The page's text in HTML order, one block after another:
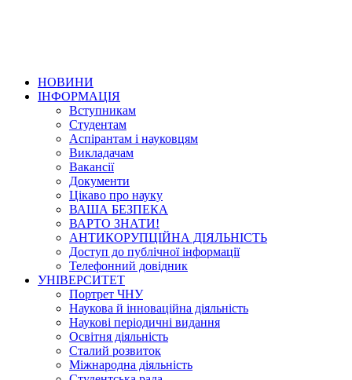
НОВИНИ
ІНФОРМАЦІЯ
Вступникам
Студентам
Аспірантам і науковцям
Викладачам
Вакансії
Документи
Цікаво про науку
ВАША БЕЗПЕКА
ВАРТО ЗНАТИ!
АНТИКОРУПЦІЙНА ДІЯЛЬНІСТЬ
Доступ до публічної інформації
Телефонний довідник
УНІВЕРСИТЕТ
Портрет ЧНУ
Наукова й інноваційна діяльність
Наукові періодичні видання
Освітня діяльність
Сталий розвиток
Міжнародна діяльність